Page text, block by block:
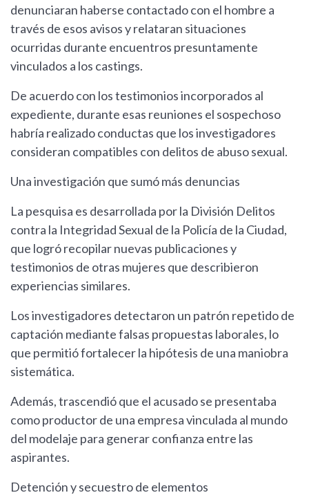
denunciaran haberse contactado con el hombre a
través de esos avisos y relataran situaciones
ocurridas durante encuentros presuntamente
vinculados a los castings.
De acuerdo con los testimonios incorporados al
expediente, durante esas reuniones el sospechoso
habría realizado conductas que los investigadores
consideran compatibles con delitos de abuso sexual.
Una investigación que sumó más denuncias
La pesquisa es desarrollada por la División Delitos
contra la Integridad Sexual de la Policía de la Ciudad,
que logró recopilar nuevas publicaciones y
testimonios de otras mujeres que describieron
experiencias similares.
Los investigadores detectaron un patrón repetido de
captación mediante falsas propuestas laborales, lo
que permitió fortalecer la hipótesis de una maniobra
sistemática.
Además, trascendió que el acusado se presentaba
como productor de una empresa vinculada al mundo
del modelaje para generar confianza entre las
aspirantes.
Detención y secuestro de elementos